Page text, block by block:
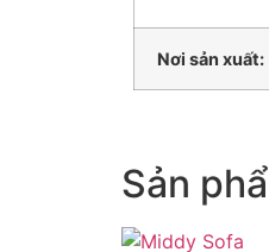
Nơi sản xuất:
Sản